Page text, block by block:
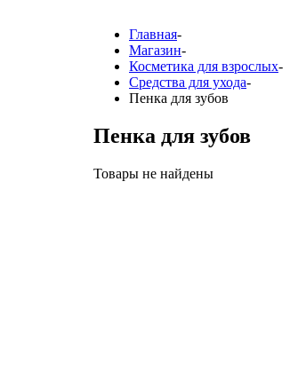
Главная-
Магазин-
Косметика для взрослых-
Средства для ухода-
Пенка для зубов
Пенка для зубов
Товары не найдены